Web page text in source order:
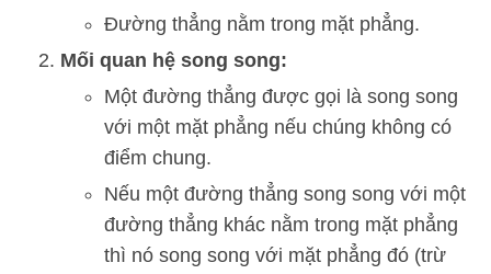
Đường thẳng nằm trong mặt phẳng.
Mối quan hệ song song:
Một đường thẳng được gọi là song song
với một mặt phẳng nếu chúng không có
điểm chung.
Nếu một đường thẳng song song với một
đường thẳng khác nằm trong mặt phẳng
thì nó song song với mặt phẳng đó (trừ